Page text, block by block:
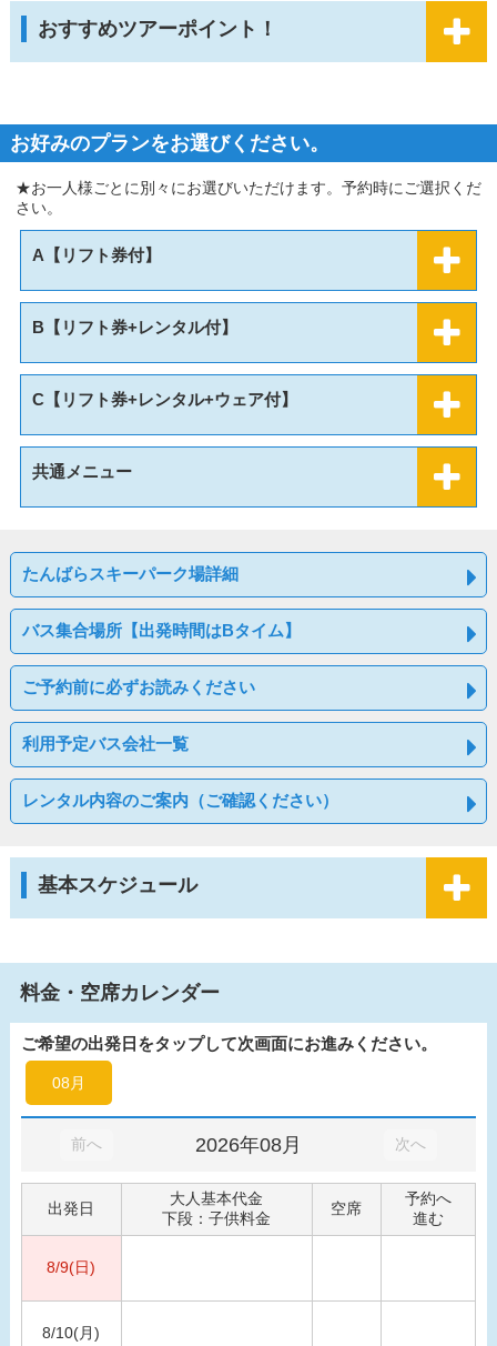
おすすめツアーポイント！
お好みのプランをお選びください。
★お一人様ごとに別々にお選びいただけます。予約時にご選択くだ
さい。
A【リフト券付】
B【リフト券+レンタル付】
C【リフト券+レンタル+ウェア付】
共通メニュー
たんばらスキーパーク場詳細
バス集合場所【出発時間はBタイム】
ご予約前に必ずお読みください
利用予定バス会社一覧
レンタル内容のご案内（ご確認ください）
基本スケジュール
料金・空席カレンダー
ご希望の出発日をタップして次画面にお進みください。
08月
前へ 2026年08月 次へ
出発日
大人基本代金
下段：子供料金
空席
予約へ
進む
8/9(日)
8/10(月)